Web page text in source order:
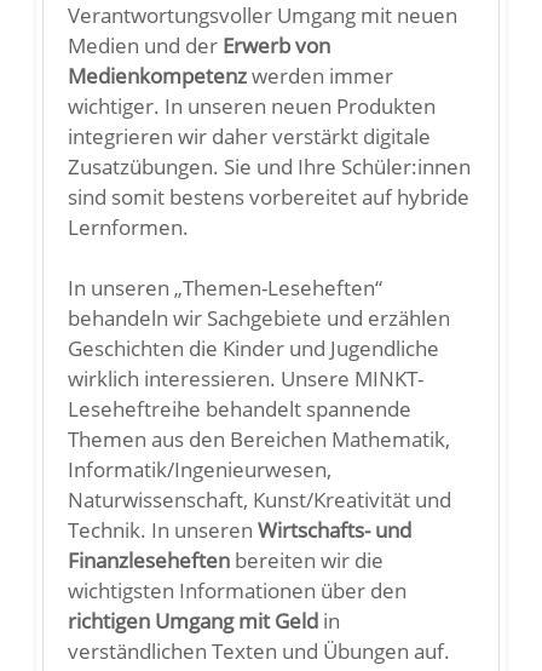
Verantwortungsvoller Umgang mit neuen
Medien und der Erwerb von
Medienkompetenzwerden immer
wichtiger. In unseren neuen Produkten
integrieren wir daher verstärkt digitale
Zusatzübungen. Sie und Ihre Schüler:innen
sind somit bestens vorbereitet auf hybride
Lernformen.
In unseren „Themen-Leseheften“
behandeln wir Sachgebiete und erzählen
Geschichten die Kinder und Jugendliche
wirklich interessieren. Unsere MINKT-
Leseheftreihe behandelt spannende
Themen aus den Bereichen Mathematik,
Informatik/Ingenieurwesen,
Naturwissenschaft, Kunst/Kreativität und
Technik. In unseren Wirtschafts- und
Finanzleseheften bereiten wir die
wichtigsten Informationen über den
richtigen Umgang mit Geld in
verständlichen Texten und Übungen auf.